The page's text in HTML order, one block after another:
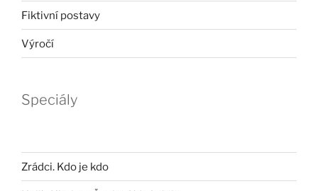
Fiktivní postavy
Výročí
Speciály
Zrádci. Kdo je kdo